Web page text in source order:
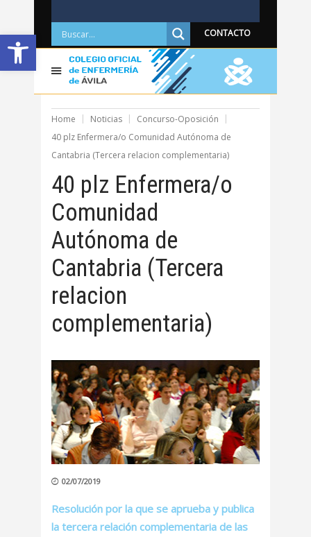
Abrir barra de herramientas CONTACTO
Home Noticias
Concurso-Oposición
40 plz Enfermera/o Comunidad Autónoma de
Cantabria (Tercera relacion complementaria)
40 plz Enfermera/o
Comunidad
Autónoma de
Cantabria (Tercera
relacion
complementaria)
02/07/2019
Resolución por la que se aprueba y publica
la tercera relación complementaria de las